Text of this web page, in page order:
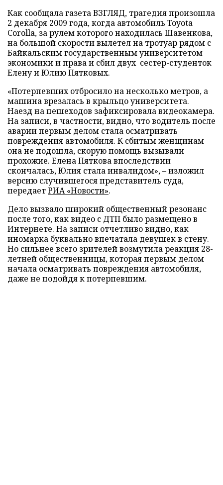
Как сообщала газета ВЗГЛЯД, трагедия произошла
2 декабря 2009 года, когда автомобиль Toyota
Corolla, за рулем которого находилась Шавенкова,
на большой скорости вылетел на тротуар рядом с
Байкальским государственным университетом
экономики и права и сбил двух сестер-студенток
Елену и Юлию Пятковых.
«Потерпевших отбросило на несколько метров, а
машина врезалась в крыльцо университета.
Наезд на пешеходов зафиксировала видеокамера.
На записи, в частности, видно, что водитель после
аварии первым делом стала осматривать
повреждения автомобиля. К сбитым женщинам
она не подошла, скорую помощь вызывали
прохожие. Елена Пяткова впоследствии
скончалась, Юлия стала инвалидом»,–изложил
версию случившегося представитель суда,
передаетРИА «Новости».
Дело вызвало широкий общественный резонанс
после того, как видео с ДТП было размещено в
Интернете. На записи отчетливо видно, как
иномарка буквально впечатала девушек в стену.
Но сильнее всего зрителей возмутила реакция 28-
летней общественницы, которая первым делом
начала осматривать повреждения автомобиля,
даже не подойдя к потерпевшим.